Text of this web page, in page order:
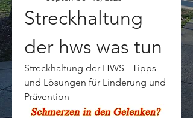
Streckhaltung
der hws was tun
Streckhaltung der HWS - Tipps
und Lösungen für Linderung und
Prävention